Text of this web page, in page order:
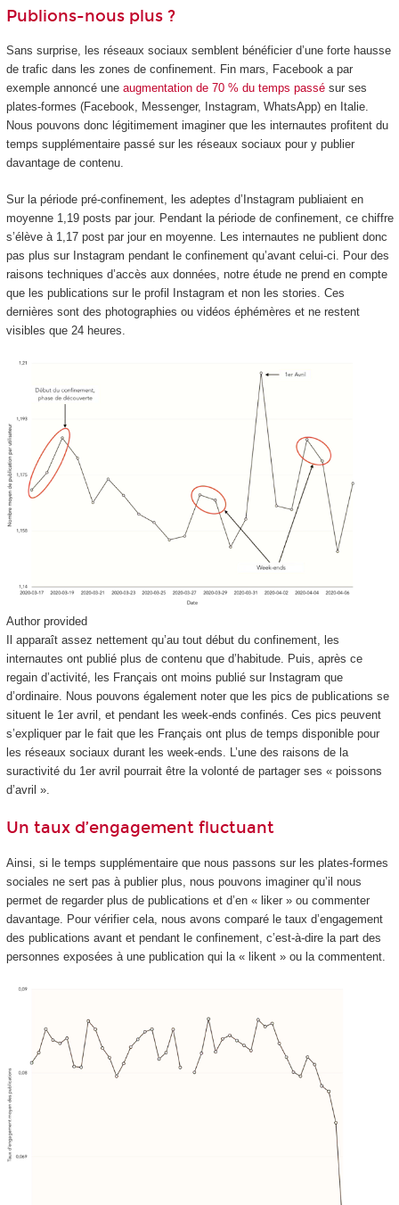
Publions-nous plus ?
Sans surprise, les réseaux sociaux semblent bénéficier d’une forte hausse
de trafic dans les zones de confinement. Fin mars, Facebook a par
exemple annoncé une augmentation de 70 % du temps passésur ses
plates-formes (Facebook, Messenger, Instagram, WhatsApp) en Italie.
Nous pouvons donc légitimement imaginer que les internautes profitent du
temps supplémentaire passé sur les réseaux sociaux pour y publier
davantage de contenu.
Sur la période pré-confinement, les adeptes d’Instagram publiaient en
moyenne 1,19 posts par jour. Pendant la période de confinement, ce chiffre
s’élève à 1,17 post par jour en moyenne. Les internautes ne publient donc
pas plus sur Instagram pendant le confinement qu’avant celui-ci. Pour des
raisons techniques d’accès aux données, notre étude ne prend en compte
que les publications sur le profil Instagram et non les stories. Ces
dernières sont des photographies ou vidéos éphémères et ne restent
visibles que 24 heures.
Author provided
Il apparaît assez nettement qu’au tout début du confinement, les
internautes ont publié plus de contenu que d’habitude. Puis, après ce
regain d’activité, les Français ont moins publié sur Instagram que
d’ordinaire. Nous pouvons également noter que les pics de publications se
situent le 1 eravril, et pendant les week-ends confinés. Ces pics peuvent
s’expliquer par le fait que les Français ont plus de temps disponible pour
les réseaux sociaux durant les week-ends. L’une des raisons de la
suractivité du 1 eravril pourrait être la volonté de partager ses « poissons
d’avril ».
Un taux d’engagement fluctuant
Ainsi, si le temps supplémentaire que nous passons sur les plates-formes
sociales ne sert pas à publier plus, nous pouvons imaginer qu’il nous
permet de regarder plus de publications et d’en « liker » ou commenter
davantage. Pour vérifier cela, nous avons comparé le taux d’engagement
des publications avant et pendant le confinement, c’est-à-dire la part des
personnes exposées à une publication qui la « likent » ou la commentent.